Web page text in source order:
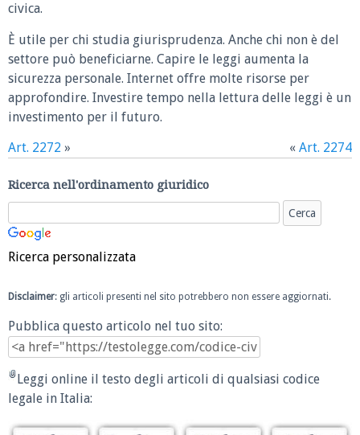
civica.
È utile per chi studia giurisprudenza. Anche chi non è del
settore può beneficiarne. Capire le leggi aumenta la
sicurezza personale. Internet offre molte risorse per
approfondire. Investire tempo nella lettura delle leggi è un
investimento per il futuro.
Art. 2272 » « Art. 2274
Ricerca nell'ordinamento giuridico
Ricerca personalizzata
Disclaimer: gli articoli presenti nel sito potrebbero non essere aggiornati.
Pubblica questo articolo nel tuo sito:
Leggi online il testo degli articoli di qualsiasi codice
legale in Italia: